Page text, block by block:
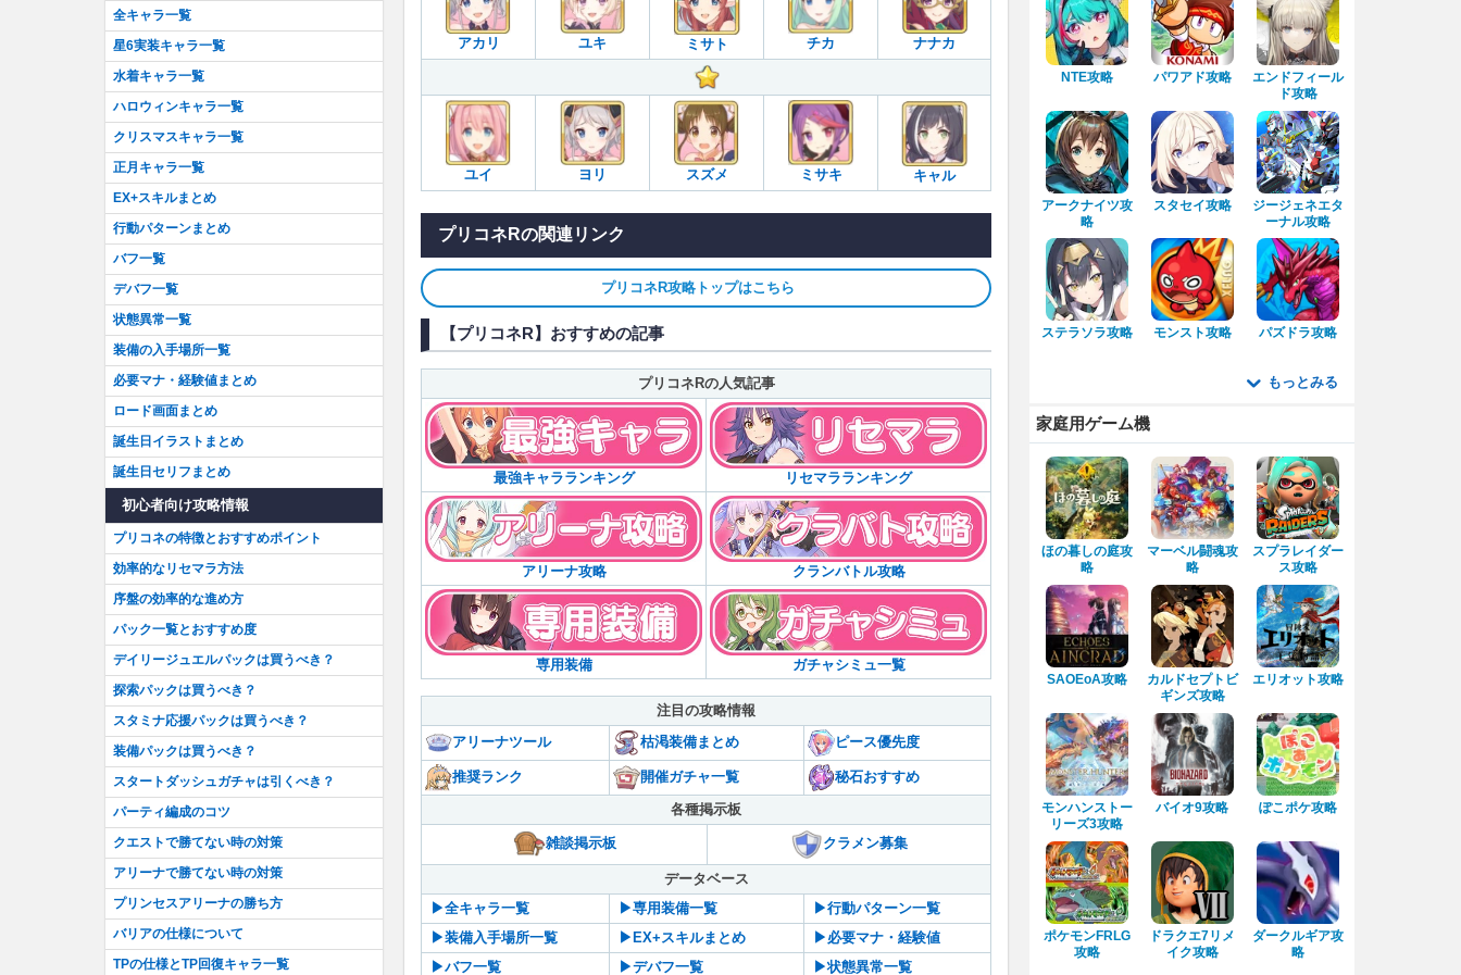
アカリ ユキ ミサト チカ ナナカ
ユイ ヨリ スズメ ミサキ キャル
プリコネRの関連リンク
プリコネR攻略トップはこちら
【プリコネR】おすすめの記事
プリコネRの人気記事
最強キャラランキング リセマラランキング
アリーナ攻略 クランバトル攻略
専用装備 ガチャシミュ一覧
注目の攻略情報
アリーナツール
枯渇装備まとめ ピース優先度
推奨ランク 開催ガチャ一覧 秘石おすすめ
各種掲示板
雑談掲示板 クラメン募集
データベース
▶︎全キャラ一覧
▶︎専用装備一覧
▶︎行動パターン一覧
▶︎装備入手場所一覧
▶︎EX+スキルまとめ
▶︎必要マナ・経験値
▶︎バフ一覧
▶︎デバフ一覧 ▶︎状態異常一覧
全キャラ一覧
星6実装キャラ一覧
水着キャラ一覧
ハロウィンキャラ一覧
クリスマスキャラ一覧
正月キャラ一覧
EX+スキルまとめ
行動パターンまとめ
バフ一覧
デバフ一覧
状態異常一覧
装備の入手場所一覧
必要マナ・経験値まとめ
ロード画面まとめ
誕生日イラストまとめ
誕生日セリフまとめ
初心者向け攻略情報
プリコネの特徴とおすすめポイント
効率的なリセマラ方法
序盤の効率的な進め方
パック一覧とおすすめ度
デイリージュエルパックは買うべき？
探索パックは買うべき？
スタミナ応援パックは買うべき？
装備パックは買うべき？
スタートダッシュガチャは引くべき？
パーティ編成のコツ
クエストで勝てない時の対策
アリーナで勝てない時の対策
プリンセスアリーナの勝ち方
バリアの仕様について
TPの仕様とTP回復キャラ一覧
NTE攻略 パワアド攻略
エンドフィール
ド攻略
アークナイツ攻
略
スタセイ攻略
ジージェネエタ
ーナル攻略
ステラソラ攻略 モンスト攻略 パズドラ攻略
もっとみる
家庭用ゲーム機
ほの暮しの庭攻
略
マーベル闘魂攻
略
スプラレイダー
ス攻略
SAOEoA攻略
カルドセプトビ
ギンズ攻略
エリオット攻略
モンハンストー
リーズ3攻略
バイオ9攻略 ぽこポケ攻略
ポケモンFRLG
攻略
ドラクエ7リメ
イク攻略
ダークルギア攻
略